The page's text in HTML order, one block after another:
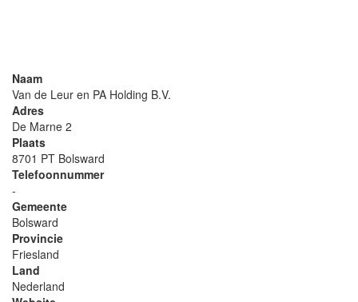
Naam
Van de Leur en PA Holding B.V.
Adres
De Marne 2
Plaats
8701 PT Bolsward
Telefoonnummer
-
Gemeente
Bolsward
Provincie
Friesland
Land
Nederland